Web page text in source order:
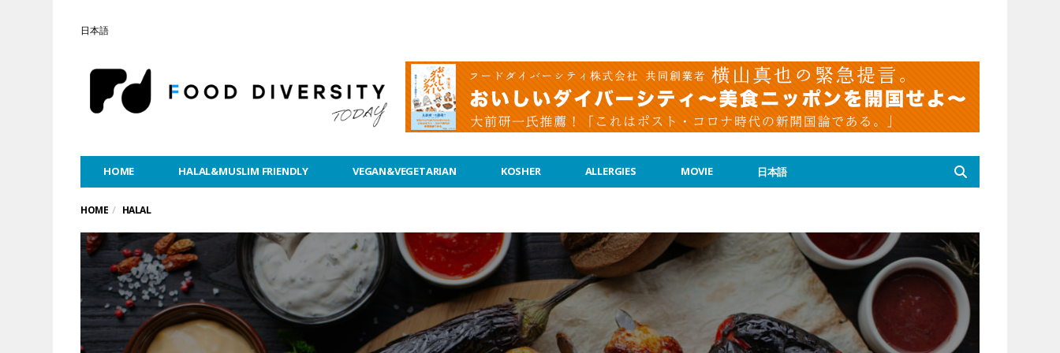
日本語
HOME HALAL&MUSLIM FRIENDLY VEGAN&VEGETARIAN KOSHER ALLERGIES MOVIE 日本語
HOME HALAL